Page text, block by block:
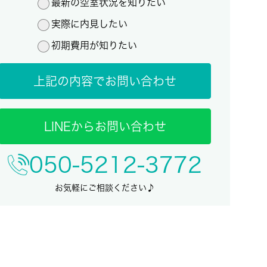
最新の空室状況を知りたい
実際に内見したい
初期費用が知りたい
上記の内容でお問い合わせ
LINEからお問い合わせ
050-5212-3772
お気軽にご相談ください♪